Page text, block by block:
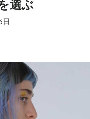
選ぶ
日